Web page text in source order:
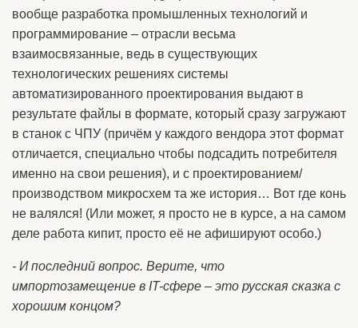
вообще разработка промышленных технологий и
программирование – отрасли весьма
взаимосвязанные, ведь в существующих
технологических решениях системы
автоматизированного проектирования выдают в
результате файлы в формате, который сразу загружают
в станок с ЧПУ (причём у каждого вендора этот формат
отличается, специально чтобы подсадить потребителя
именно на свои решения), и с проектированием/
производством микросхем та же история… Вот где конь
не валялся! (Или может, я просто не в курсе, а на самом
деле работа кипит, просто её не афишируют особо.)
- И последний вопрос. Верите, что
импортозамещение в IT-сфере – это русская сказка с
хорошим концом?